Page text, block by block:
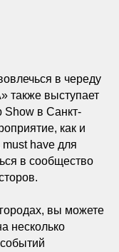
в череду
также выступает
Show в Санкт-
как и
have для
в сообщество
вы можете
несколько